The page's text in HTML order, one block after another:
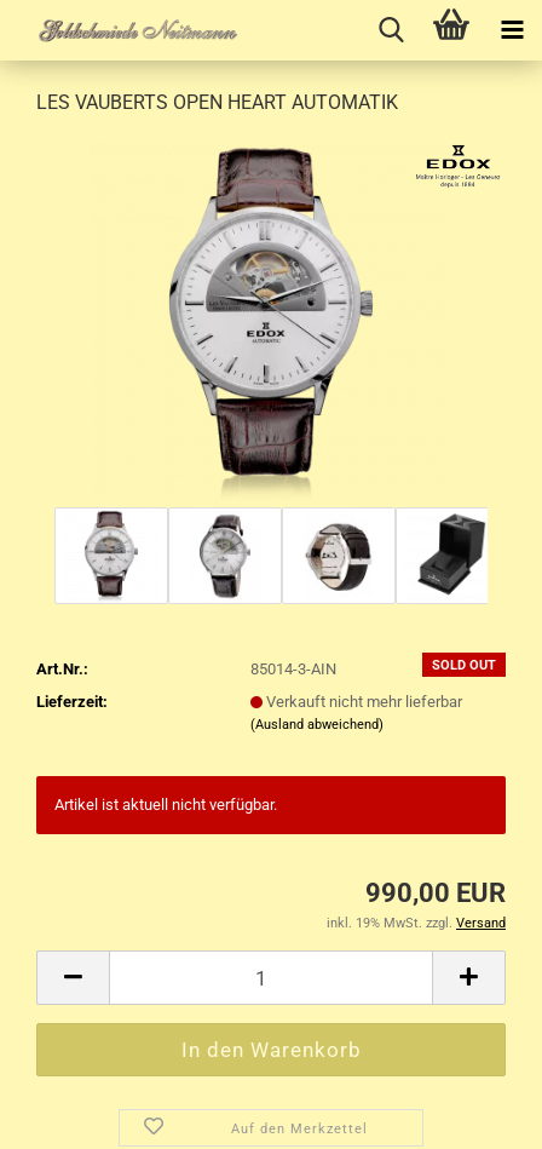
LES VAUBERTS OPEN HEART AUTOMATIK
SOLD OUT
Art.Nr.:
85014-3-AIN
Lieferzeit:
Verkauft nicht mehr lieferbar
(Ausland abweichend)
Artikel ist aktuell nicht verfügbar.
990,00 EUR
inkl. 19% MwSt. zzgl. Versand
Auf den Merkzettel